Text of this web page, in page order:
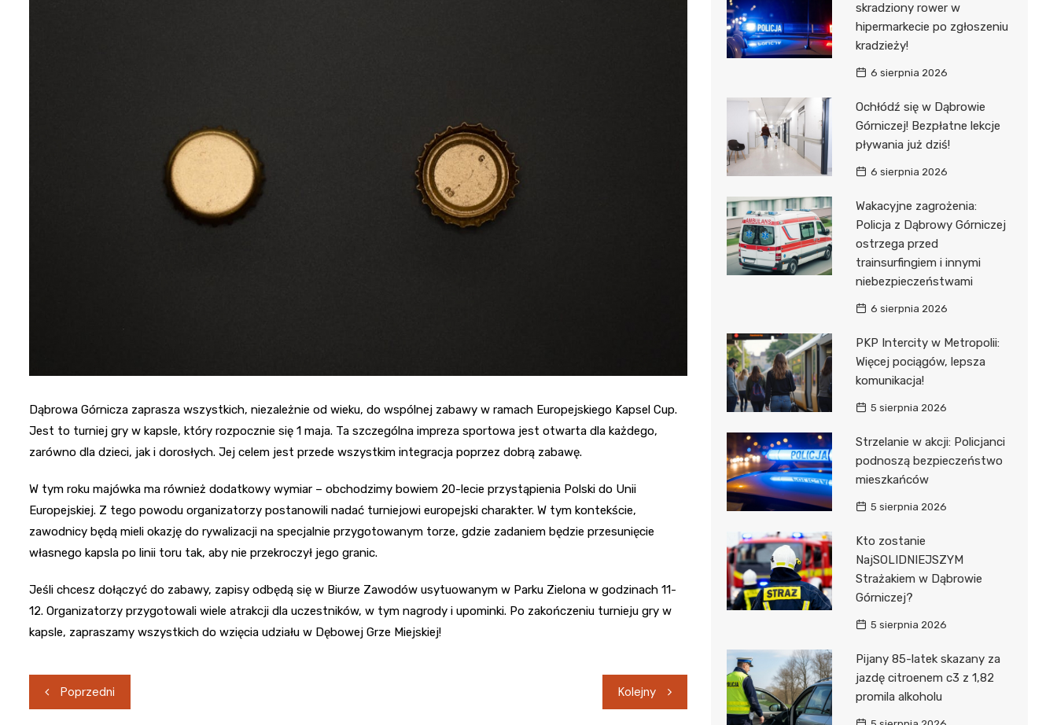
Dąbrowa Górnicza zaprasza wszystkich, niezależnie od wieku, do wspólnej zabawy w ramach Europejskiego Kapsel Cup.
Jest to turniej gry w kapsle, który rozpocznie się 1 maja. Ta szczególna impreza sportowa jest otwarta dla każdego,
zarówno dla dzieci, jak i dorosłych. Jej celem jest przede wszystkim integracja poprzez dobrą zabawę.
W tym roku majówka ma również dodatkowy wymiar – obchodzimy bowiem 20-lecie przystąpienia Polski do Unii
Europejskiej. Z tego powodu organizatorzy postanowili nadać turniejowi europejski charakter. W tym kontekście,
zawodnicy będą mieli okazję do rywalizacji na specjalnie przygotowanym torze, gdzie zadaniem będzie przesunięcie
własnego kapsla po linii toru tak, aby nie przekroczył jego granic.
Jeśli chcesz dołączyć do zabawy, zapisy odbędą się w Biurze Zawodów usytuowanym w Parku Zielona w godzinach 11-
12. Organizatorzy przygotowali wiele atrakcji dla uczestników, w tym nagrody i upominki. Po zakończeniu turnieju gry w
kapsle, zapraszamy wszystkich do wzięcia udziału w Dębowej Grze Miejskiej!
Nawigacja
wpisu
Poprzedni Kolejny
skradziony rower w
hipermarkecie po zgłoszeniu
kradzieży!
6 sierpnia 2026
Ochłódź się w Dąbrowie
Górniczej! Bezpłatne lekcje
pływania już dziś!
6 sierpnia 2026
Wakacyjne zagrożenia:
Policja z Dąbrowy Górniczej
ostrzega przed
trainsurfingiem i innymi
niebezpieczeństwami
6 sierpnia 2026
PKP Intercity w Metropolii:
Więcej pociągów, lepsza
komunikacja!
5 sierpnia 2026
Strzelanie w akcji: Policjanci
podnoszą bezpieczeństwo
mieszkańców
5 sierpnia 2026
Kto zostanie
NajSOLIDNIEJSZYM
Strażakiem w Dąbrowie
Górniczej?
5 sierpnia 2026
Pijany 85-latek skazany za
jazdę citroenem c3 z 1,82
promila alkoholu